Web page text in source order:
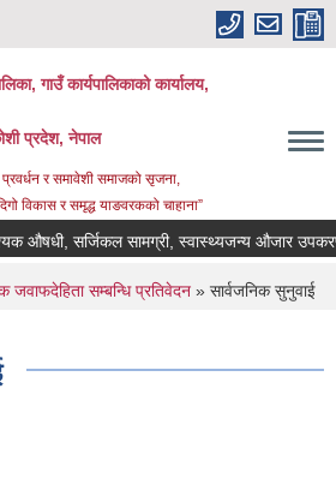
गाउँ कार्यपालिकाको कार्यालय,
प्रदेश, नेपाल
र समावेशी समाजको सृजना,
विकास र समृद्ध याङवरकको चाहाना”
औषधी, सर्जिकल सामग्री, स्वास्थ्यजन्य औजार
जवाफदेहिता सम्बन्धि प्रतिवेदन » सार्वजनिक सुनुवाई